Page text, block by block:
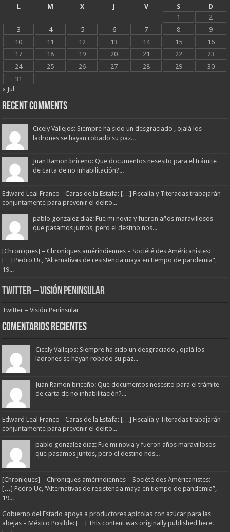
L
M X J V S
D
1
2
3
4 5 6 7 8
9
10
11 12 13 14 15
16
17
18 19 20 21 22
23
24
25 26 27 28 29
30
31
« Jul
Recent Comments
Cicely Vallejos: Siempre ha sido un desgraciado , ojalá los
ladrones se hayan robado su paz...
Juan Ramon briceño: Que documentos nesesito para el trámite
de carta de no inhabilitación?...
Edward Leal Franco - Caras de la Estafa: […] Fiscalía y Titeradas trabajarán
conjuntamente para prevenir el delito...
pablo gonzalez diaz: Fue mi novia y fueron años maravillosos
que pasamos juntos, pero el destino nos...
[Chroniques] – Chroniques amérindiennes – Société des Américanistes:
[…] Pedro Uc, “Alternativas de resistencia maya en tiempo de pandemia”,
19...
Twitter – Visión Peninsular
Twitter – Visión Peninsular
Comentarios Recientes
Cicely Vallejos: Siempre ha sido un desgraciado , ojalá los
ladrones se hayan robado su paz...
Juan Ramon briceño: Que documentos nesesito para el trámite
de carta de no inhabilitación?...
Edward Leal Franco - Caras de la Estafa: […] Fiscalía y Titeradas trabajarán
conjuntamente para prevenir el delito...
pablo gonzalez diaz: Fue mi novia y fueron años maravillosos
que pasamos juntos, pero el destino nos...
[Chroniques] – Chroniques amérindiennes – Société des Américanistes:
[…] Pedro Uc, “Alternativas de resistencia maya en tiempo de pandemia”,
19...
Gobierno del Estado apoya a productores apícolas con azúcar para las
abejas – México Posible: […] This content was originally published here.